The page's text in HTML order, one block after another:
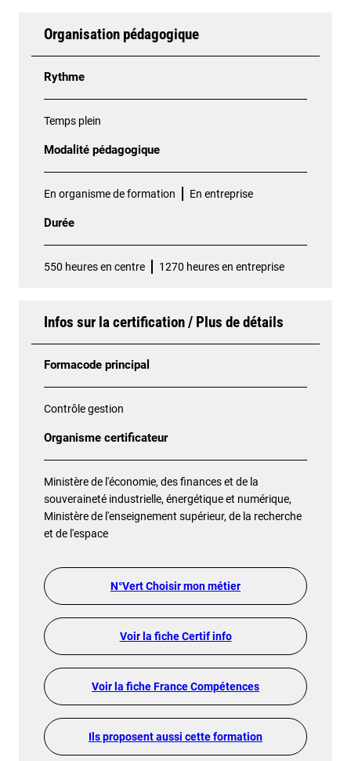
Organisation pédagogique
Rythme
Temps plein
Modalité pédagogique
En organisme de formation En entreprise
Durée
550 heures en centre 1270 heures en entreprise
Infos sur la certification / Plus de détails
Formacode principal
Contrôle gestion
Organisme certificateur
Ministère de l'économie, des finances et de la
souveraineté industrielle, énergétique et numérique,
Ministère de l'enseignement supérieur, de la recherche
et de l'espace
N°Vert Choisir mon métier
Voir la fiche Certif info
Voir la fiche France Compétences
Ils proposent aussi cette formation